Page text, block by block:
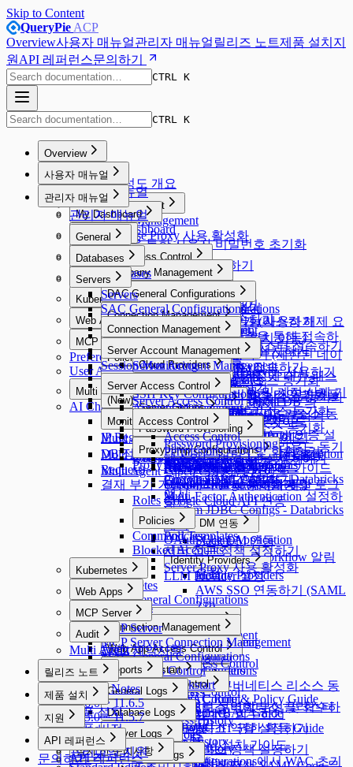
Skip to Content
QueryPie ACP
Overview사용자 매뉴얼관리자 매뉴얼 릴리즈 노트제품 설치 지
원 API 레퍼런스문의하기
CTRL K
CTRL K
Overview
Overview
시스템 구성도 개요
Proxy Management
Proxy Management
Database Proxy 사용 활성화
사용자 매뉴얼
사용자 매뉴얼
My Dashboard
My Dashboard
Email을 통한 사용자 비밀번호 초기화
Workflow
Workflow
DB Access Request 요청하기
SQL Request 요청하기
SQL Request 요청하기
실행 계획(Explain) 기능 사용하기
SQL Export Request 요청하기
Unmasking Request 요청하기 (마스킹 해제 요
청)
Restricted Data Access 요청하기 (제한된 데이
터 접근 요청)
Server Access Request 요청하기
Server Privilege Request 요청하기
Access Role Request 요청하기
IP Registration Request 요청하기
DB 정책 예외 요청하기 (DB Policy Exception
Request)
결재 부가 기능 (대리 결재, 재상신 등)
Database Access Control
Database Access Control
웹 SQL 에디터로 접속하기
Default Privilege 설정하기
에이전트 없이 프록시 접속하기
Google BigQuery OAuth 인증을 통해 접속하
기
Custom Data Source 접속하기
Server Access Control
Server Access Control
권한이 있는 서버에 접속하기
웹 터미널 사용하기
웹 SFTP 사용하기
Kubernetes Access Control
Kubernetes Access Control
접근 권한 목록 확인하기
Web Client로 쿠버네티스 클러스터 접속하기
Web Access Control
Web Access Control
Root CA 인증서 및 Extension 설치하기
웹 애플리케이션(웹사이트) 접속하기
MCP Access Control
MCP Access Control
MAC을 통해 Remote MCP Servers 사용하기
Preferences
User Agent
Multi Agent
Multi Agent
Multi Agent Linux 설치 및 사용 가이드
Multi Agent Seamless SSH 사용 가이드
Multi Agent OS별 3rd Party Tool 지원 목록
Multi Agent - qpctl CLI 사용 가이드
AI Chat
관리자 매뉴얼
관리자 매뉴얼
General
General
Company Management
Company Management
General
Security
Allowed Zones
Channels
Alerts
Alerts
New Request > 요청 타입별 템플
릿 변수
Licenses
User Management
User Management
Users
Users
사용자 프로필
qp-admin 기본 계정에 대한 패스
워드 변경 강제화 및 계정 삭제 기
능
Groups
Roles
Profile Editor
Profile Editor
Custom Attribute
Authentication
Authentication
Okta 연동하기
LDAP 연동하기
AWS SSO 연동하기
Google SAML 연동하기
Multi-Factor Authentication 설정하
기
Provisioning
Provisioning
Provisioning 활성화 하기
[Okta] 프로비저닝 연동 가이드
Workflow Management
Workflow Management
All Requests
Approval Rules
Workflow Configurations
System
System
Integrations
Integrations
Syslog 연동
Splunk 연동
Secret Store 연동
Email 연동
Event Callback 연동
OAuth 2.0을 사용하기 위한
Google Cloud API 연동
Slack DM 연동
Slack DM 연동
Slack DM - Workflow 알림
유형
OAuth Client Application
Identity Providers
Identity Providers
AWS SSO 연동하기 (SAML
2.0)
LLM Provider 설정
API Token
Jobs
Maintenance
Databases
Databases
DAC General Configurations
DAC General Configurations
Unmasking Zones
Masking Pattern (메뉴 위치 이동)
Connection Management
Connection Management
Cloud Providers
Cloud Providers
AWS에서 DB 리소스 동기화
MS Azure에서 DB 리소스 동기화
Google Cloud에서 DB 리소스 동
기화
Dry Run 기능으로 클라우드 동기
화 설정 확인하기
DB Connections
DB Connections
MongoDB 전용 가이드
DocumentDB 전용 가이드
Google BigQuery OAuth 인증 설
정
AWS Athena 전용 가이드
Custom Data Source 설정 및 로그
확인
SSL Configurations
SSH Configurations
Kerberos Configurations
Custom JDBC Configs
Custom JDBC Configs
QSI Parser Selection
Custom JDBC Configs - Databricks
예시
Custom JDBC Configs - Databricks
예시
DB Access Control
DB Access Control
Privilege Type
Privilege Type
MongoDB / Document DB 의
Privilege Type Mapping
Access Control
Policies
Policies
Data Access
Masking Pattern
Data Masking
Sensitive Data
Policy Exception
Query Rules
Ledger Management
Ledger Management
Ledger Table Policy
Ledger Approval Rules
(New) Policy Management
(New) Policy Management
Data Paths
Data Policies
Exception Management
Monitoring
Monitoring
Running Queries
Proxy Management
Servers
Servers
SAC General Configurations
Connection Management
Connection Management
Cloud Providers
Cloud Providers
AWS에서 서버 리소스 동기화
Azure에서 서버 리소스 동기화
GCP에서 서버 리소스 동기화
Servers
Servers
수동으로 개별 서버 등록하기
Server Groups
Server Groups
서버를 그룹으로 관리하기
Server Agents for RDP
Server Agents for RDP
Server Agent 설치 및 제거하기
ProxyJump Configurations
ProxyJump Configurations
ProxyJump 생성하기
Server Account Management
Server Account Management
Server Account Templates
SSH Key Configurations
Account Management
Password Provisioning
Password Provisioning
패스워드 변경 Job 생성하기
Session Monitoring
Server Access Control
Server Access Control
Access Control
Access Control
Permissions 부여 및 회수하기
Role 부여 및 회수하기
Server Privilege 부여하기
Roles
Policies
Policies
서버 접근 정책 설정하기
Server Proxy 사용 활성화
Command Templates
Blocked Accounts
Kubernetes
Kubernetes
KAC General Configurations
Connection Management
Connection Management
Cloud Providers
Cloud Providers
AWS에서 쿠버네티스 리소스 동
기화
Clusters
Clusters
수동으로 쿠버네티스 클러스터
등록하기
K8s Access Control
K8s Access Control
Access Control
Access Control
쿠버네티스 역할 부여 및 회수하
기
Roles
Roles
쿠버네티스 역할 설정하기
Policies
Policies
쿠버네티스 정책 설정하기
Web Apps
Web Apps
Connection Management
Connection Management
Web Apps
Web App Configurations
Web App Access Control
Web App Access Control
Access Control
Access Control
Role 부여 및 회수하기
Roles
Policies
WAC Quickstart
WAC Quickstart
[~10.2.7] WAC Role & Policy Guide
[10.2.8~] WAC RBAC Guide
[10.3.0 ~] WAC JIT 권한 획득 Guide
Root CA 인증서 설치 가이드
Web App Configurations에서 WAC 초기
MCP Server
MCP Server
MCP Server Connection Management
MAC General Configurations
MCP Access Control
Audit
Audit
Reports
Reports
Reports
Audit Log Export
General Logs
General Logs
User Access History
Activity Logs
Admin Role History
Workflow Logs
Database Logs
Database Logs
DB Access History
Query Audit
Server Logs
Server Logs
Server Access History
Kubernetes Logs
Multi Agent 제약사항
릴리즈 노트
Release Notes
11.6.0 ~ 11.6.5
11.5.0 ~ 11.5.7
11.4.0
11.3.0
11.2.0
제품 설치
제품 설치
제품 버전
설치 전 준비사항
지원
지원
프리미엄 지원
API 레퍼런스
API 레퍼런스
문의하기